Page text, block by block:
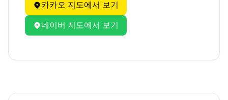
카카오 지도에서 보기
네이버 지도에서 보기